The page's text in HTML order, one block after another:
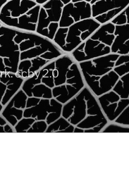
ccby 2.0